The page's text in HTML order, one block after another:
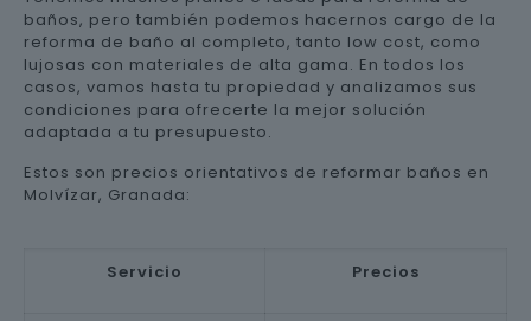
baños, pero también podemos hacernos cargo de la
reforma de baño al completo, tanto low cost, como
lujosas con materiales de alta gama. En todos los
casos, vamos hasta tu propiedad y analizamos sus
condiciones para ofrecerte la mejor solución
adaptada a tu presupuesto.
Estos son precios orientativos de reformar baños en
Molvízar, Granada:
Servicio Precios